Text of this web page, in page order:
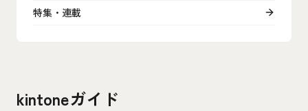
特集・連載
kintoneガイド